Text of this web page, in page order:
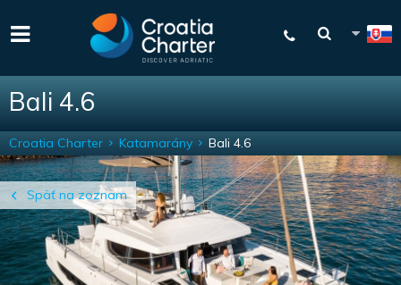
Bali 4.6
Späť na zoznam
Croatia Charter Katamarány Bali 4.6